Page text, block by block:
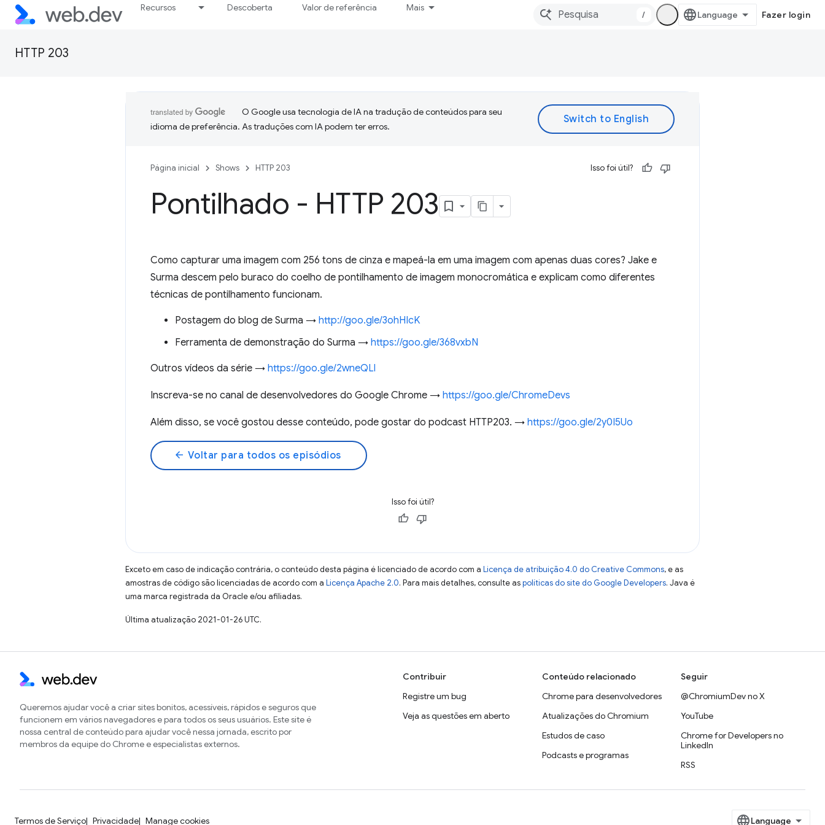
Recursos Descoberta Valor de referência Mais
/ Fazer login
HTTP 203
O Google usa tecnologia de IA na tradução de conteúdos para seu
idioma de preferência. As traduções com IA podem ter erros.
Página inicial Shows HTTP 203 Isso foi útil?
Pontilhado - HTTP 203
Como capturar uma imagem com 256 tons de cinza e mapeá-la em uma imagem com apenas duas cores? Jake e
Surma descem pelo buraco do coelho de pontilhamento de imagem monocromática e explicam como diferentes
técnicas de pontilhamento funcionam.
Postagem do blog de Surma → http://goo.gle/3ohHIcK
Ferramenta de demonstração do Surma → https://goo.gle/368vxbN
Outros vídeos da série → https://goo.gle/2wneQLl
Inscreva-se no canal de desenvolvedores do Google Chrome → https://goo.gle/ChromeDevs
Além disso, se você gostou desse conteúdo, pode gostar do podcast HTTP203. → https://goo.gle/2y0I5Uo
arrow_back Voltar para todos os episódios
Isso foi útil?
Exceto em caso de indicação contrária, o conteúdo desta página é licenciado de acordo com a Licença de atribuição 4.0 do Creative Commons, e as
amostras de código são licenciadas de acordo com a Licença Apache 2.0. Para mais detalhes, consulte aspolíticas do site do Google Developers. Java é
uma marca registrada da Oracle e/ou afiliadas.
Última atualização 2021-01-26 UTC.
Queremos ajudar você a criar sites bonitos, acessíveis, rápidos e seguros que
funcionem em vários navegadores e para todos os seus usuários. Este site é
nossa central de conteúdo para ajudar você nessa jornada, escrito por
membros da equipe do Chrome e especialistas externos.
Contribuir
Registre um bug
Veja as questões em aberto
Conteúdo relacionado
Chrome para desenvolvedores
Atualizações do Chromium
Estudos de caso
Podcasts e programas
Seguir
@ChromiumDev no X
YouTube
Chrome for Developers no
LinkedIn
RSS
Termos de Serviço Privacidade Manage cookies